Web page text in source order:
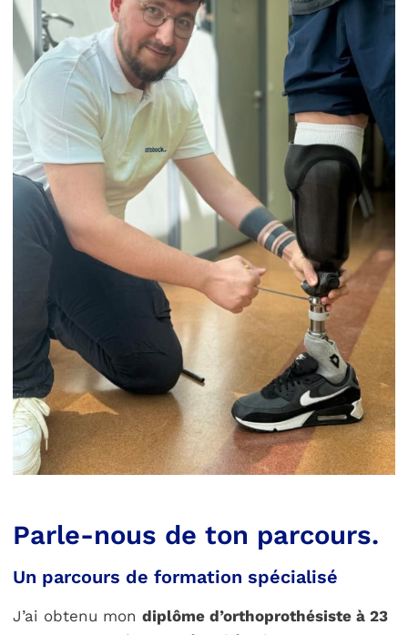
Parle-nous de ton parcours.
Un parcours de formation spécialisé
J’ai obtenu mon diplôme d’orthoprothésiste à 23